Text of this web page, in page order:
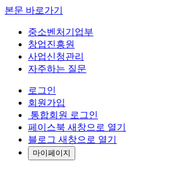
본문 바로가기
중소벤처기업부
창업진흥원
사업신청관리
자주하는 질문
로그인
회원가입
통합회원 로그인
페이스북 새창으로 열기
블로그 새창으로 열기
마이페이지